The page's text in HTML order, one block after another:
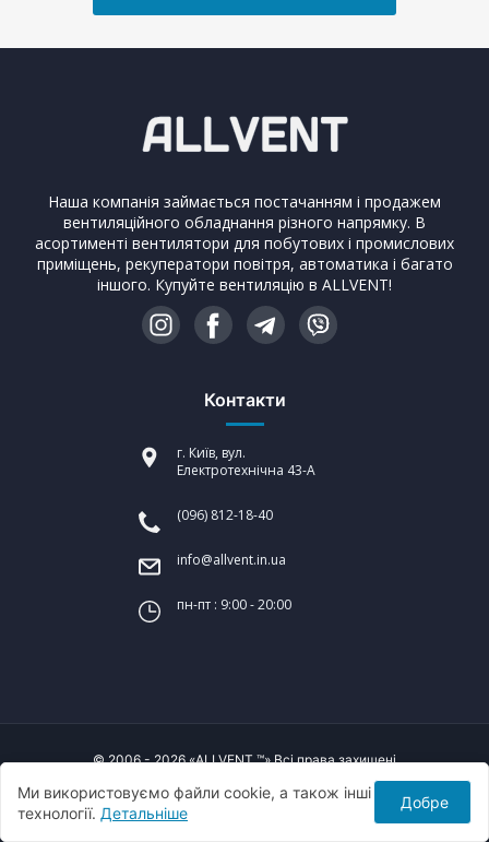
Наша компанія займається постачанням і продажем
вентиляційного обладнання різного напрямку. В
асортименті вентилятори для побутових і промислових
приміщень, рекуператори повітря, автоматика і багато
іншого. Купуйте вентиляцію в ALLVENT!
Контакти
г. Київ, вул.
Електротехнічна 43-А
(096) 812-18-40
info@allvent.in.ua
пн-пт : 9:00 - 20:00
© 2006 - 2026 «ALLVENT ™» Всі права захищені
Створення сайтів:
Ми використовуємо файли cookie, а також інші
технології. Детальніше
Добре